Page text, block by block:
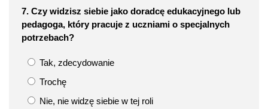
7. Czy widzisz siebie jako doradcę edukacyjnego lub
pedagoga, który pracuje z uczniami o specjalnych
potrzebach?
Tak, zdecydowanie
Trochę
Nie, nie widzę siebie w tej roli